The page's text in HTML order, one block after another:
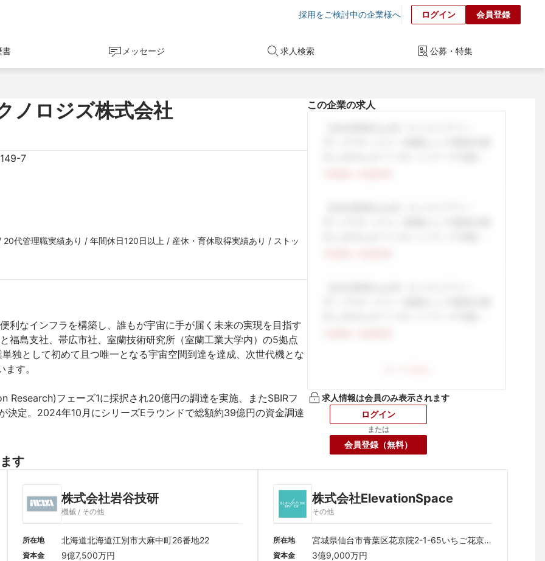
採用をご検討中の企業様へ ログイン 会員登録
書 メッセージ 求人検索 公募・特集
ノロジズ株式会社
7
代管理職実績あり / 年間休日120日以上 / 産休・育休取得実績あり / ストッ
利なインフラを構築し、誰もが宇宙に手が届く未来の実現を目指す
福島支社、帯広市社、室蘭技術研究所（室蘭工業大学内）の5拠点
独として初めて且つ唯一となる宇宙空間到達を達成、次世代機とな
す。
フェーズ1に採択され20億円の調達を実施、またSBIRフ
定。2024年10月にシリーズEラウンドで総額約39億円の資金調達
この企業の求人
求人情報は会員のみ表示されます
ログイン
または
会員登録（無料）
す
株式会社岩谷技研
機械 / その他
所在地 北海道北海道江別市大麻中町26番地22
資本金 9億7,500万円
株式会社ElevationSpace
その他
所在地
宮城県仙台市青葉区花京院2-1-65いちご花京院
ビル9階
資本金 3億9,000万円